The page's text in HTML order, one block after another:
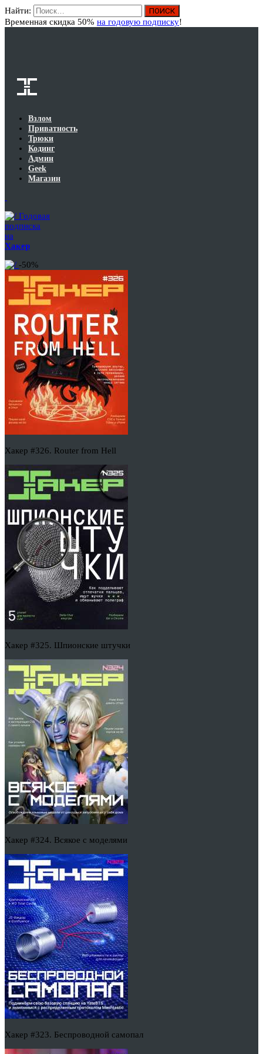
Найти:
Временная скидка 50% на годовую подписку!
Взлом
Приватность
Трюки
Кодинг
Админ
Geek
Магазин
Годовая
подписка
на
Хакер
-50%
Хакер #326. Router from Hell
Хакер #325. Шпионские штучки
Хакер #324. Всякое с моделями
Хакер #323. Беспроводной самопал